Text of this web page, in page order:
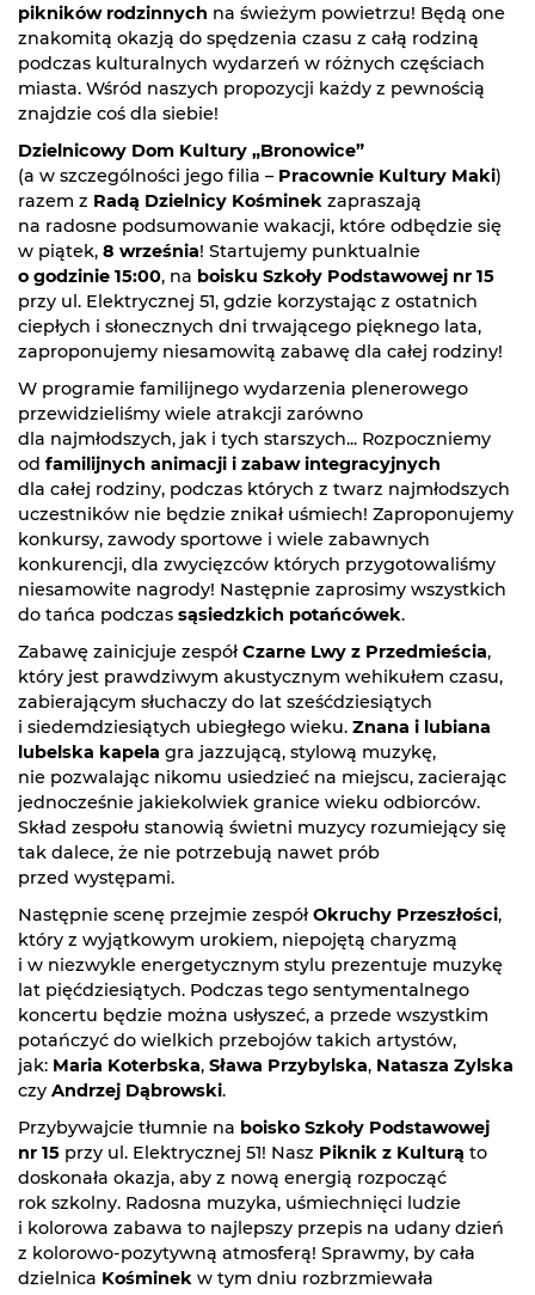
pikników rodzinnych na świeżym powietrzu! Będą one
znakomitą okazją do spędzenia czasu z całą rodziną
podczas kulturalnych wydarzeń w różnych częściach
miasta. Wśród naszych propozycji każdy z pewnością
znajdzie coś dla siebie!
Dzielnicowy Dom Kultury „Bronowice”
(a w szczególności jego filia – Pracownie Kultury Maki)
razem z Radą Dzielnicy Kośminek zapraszają
na radosne podsumowanie wakacji, które odbędzie się
w piątek, 8 września! Startujemy punktualnie
o godzinie 15:00, na boisku Szkoły Podstawowej nr 15
przy ul. Elektrycznej 51, gdzie korzystając z ostatnich
ciepłych i słonecznych dni trwającego pięknego lata,
zaproponujemy niesamowitą zabawę dla całej rodziny!
W programie familijnego wydarzenia plenerowego
przewidzieliśmy wiele atrakcji zarówno
dla najmłodszych, jak i tych starszych... Rozpoczniemy
od familijnych animacji i zabaw integracyjnych
dla całej rodziny, podczas których z twarz najmłodszych
uczestników nie będzie znikał uśmiech! Zaproponujemy
konkursy, zawody sportowe i wiele zabawnych
konkurencji, dla zwycięzców których przygotowaliśmy
niesamowite nagrody! Następnie zaprosimy wszystkich
do tańca podczas sąsiedzkich potańcówek.
Zabawę zainicjuje zespółCzarne Lwy z Przedmieścia,
który jest prawdziwym akustycznym wehikułem czasu,
zabierającym słuchaczy do lat sześćdziesiątych
i siedemdziesiątych ubiegłego wieku. Znana i lubiana
lubelska kapela gra jazzującą, stylową muzykę,
nie pozwalając nikomu usiedzieć na miejscu, zacierając
jednocześnie jakiekolwiek granice wieku odbiorców.
Skład zespołu stanowią świetni muzycy rozumiejący się
tak dalece, że nie potrzebują nawet prób
przed występami.
Następnie scenę przejmie zespółOkruchy Przeszłości,
który z wyjątkowym urokiem, niepojętą charyzmą
i w niezwykle energetycznym stylu prezentuje muzykę
lat pięćdziesiątych. Podczas tego sentymentalnego
koncertu będzie można usłyszeć, a przede wszystkim
potańczyć do wielkich przebojów takich artystów,
jak: Maria Koterbska, Sława Przybylska, Natasza Zylska
czy Andrzej Dąbrowski.
Przybywajcie tłumnie na boisko Szkoły Podstawowej
nr 15 przy ul. Elektrycznej 51! Nasz Piknik z Kulturą to
doskonała okazja, aby z nową energią rozpocząć
rok szkolny. Radosna muzyka, uśmiechnięci ludzie
i kolorowa zabawa to najlepszy przepis na udany dzień
z kolorowo-pozytywną atmosferą! Sprawmy, by cała
dzielnica Kośminek w tym dniu rozbrzmiewała